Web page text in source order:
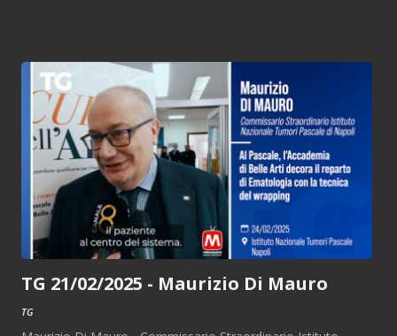
TG 21/02/2025 - Maurizio Di Mauro
TG